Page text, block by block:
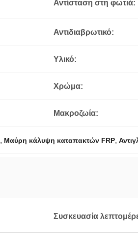
Αντίσταση στη φωτιά:
Αντιδιαβρωτικό:
Υλικό:
Χρώμα:
Μακροζωία:
, Μαύρη κάλυψη καταπακτών FRP,
Συσκευασία